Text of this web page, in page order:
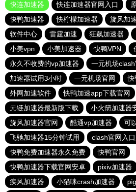
快连加速器
快连加速器官网入口
快鸭加速器
快柠檬加速器 旋风加
软件中心
雷霆加速 狂飙加速器
小美vpn
小美加速器 快鸭VPN
永久不收费的vp加速器
一元机场
加速器试用3小时
一元机场官网
快
外网加速软件
快鸭加速app下载官网
元链加速器最新版下载
小火箭加速器
旋风加速器官网
酷通vp加速器
可
飞驰加速器15分钟试用
clash官网入
快鸭免费加速器永久免费
快鸭官网
快鸭加速器下载官网安卓
pixiv加速器
疾风加速器
小猫咪crash加速器